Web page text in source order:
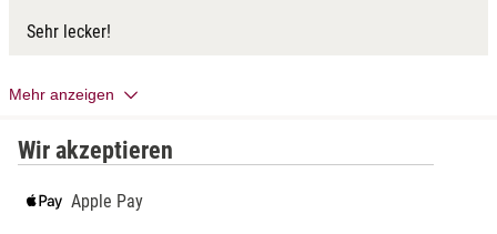
Sehr lecker!
Mehr anzeigen
Wir akzeptieren
Apple Pay